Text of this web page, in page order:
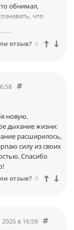
обнимал,
что
отзыв? 0
новую.
дыхание жизни:
расширилось,
силу из своих
Спасибо
отзыв? 0
в 16:59